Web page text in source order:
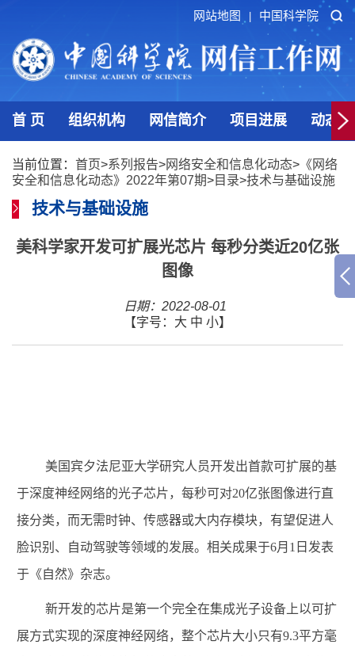
网站地图 中国科学院
首 页 组织机构 网信简介 项目进展 动态
当前位置： 首页>系列报告>网络安全和信息化动态> 《网络
安全和信息化动态》2022年第07期>目录>技术与基础设施
技术与基础设施
美科学家开发可扩展光芯片 每秒分类近20亿张
图像
日期：2022-08-01
【字号： 大 中 小】
美国宾夕法尼亚大学研究人员开发出首款可扩展的基
于深度神经网络的光子芯片，每秒可对20亿张图像进行直
接分类，而无需时钟、传感器或大内存模块，有望促进人
脸识别、自动驾驶等领域的发展。相关成果于6月 1 日发表
于《自然》杂志。
新开发的芯片是第一个完全在集成光子设备上以可扩
展方式实现的深度神经网络，整个芯片大小只有9.3平方毫